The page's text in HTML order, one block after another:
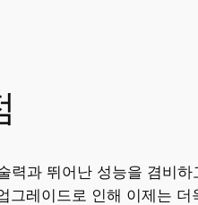
과 뛰어난 성능을 겸비
그레이드로 인해 이제는